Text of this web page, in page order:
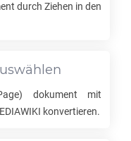
durch Ziehen in den
dokument mit
konvertieren.